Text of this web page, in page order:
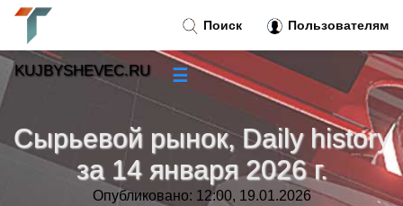
Сырьевой рынок, Daily history
за 14 января 2026 г.
Опубликовано: 12:00, 19.01.2026
Поиск Пользователям
KUJBYSHEVEC.RU ☰
»
Тренды новостей »
»